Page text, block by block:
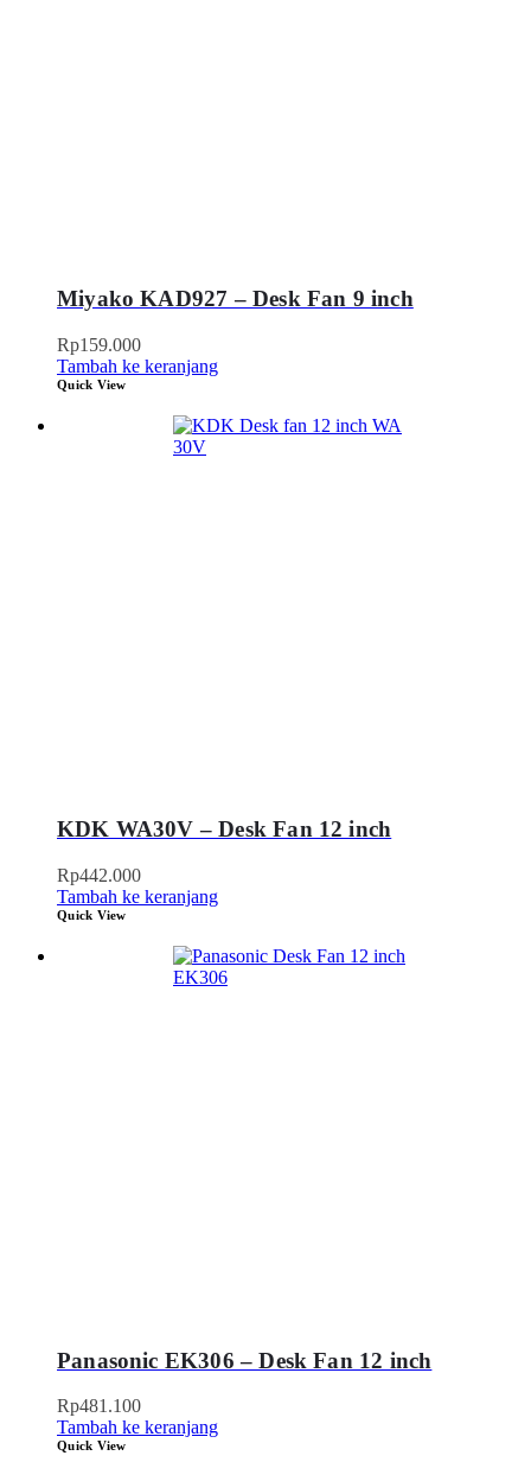
Miyako KAD927 – Desk Fan 9 inch
Rp159.000
Tambah ke keranjang
Quick View
KDK WA30V – Desk Fan 12 inch
Rp442.000
Tambah ke keranjang
Quick View
Panasonic EK306 – Desk Fan 12 inch
Rp481.100
Tambah ke keranjang
Quick View